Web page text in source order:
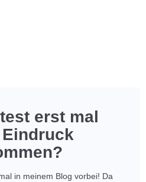
erst mal
in meinem Blog vorbei! Da